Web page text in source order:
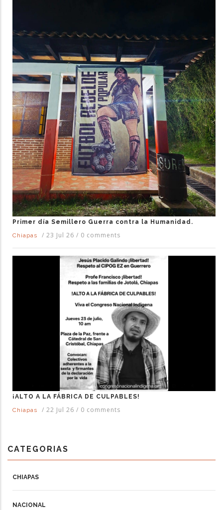
Primer día Semillero Guerra contra la Humanidad.
Chiapas
/ 23 Jul 26 / 0 comments
¡ALTO A LA FÁBRICA DE CULPABLES!
Chiapas
/ 22 Jul 26 / 0 comments
CATEGORIAS
CHIAPAS
NACIONAL